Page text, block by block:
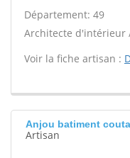
Département: 49
Architecte d'intérieur
Voir la fiche artisan :
Anjou batiment
Artisan